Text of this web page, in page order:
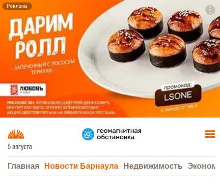
Реклама
6 августа
Главная Новости Барнаула Недвижимость